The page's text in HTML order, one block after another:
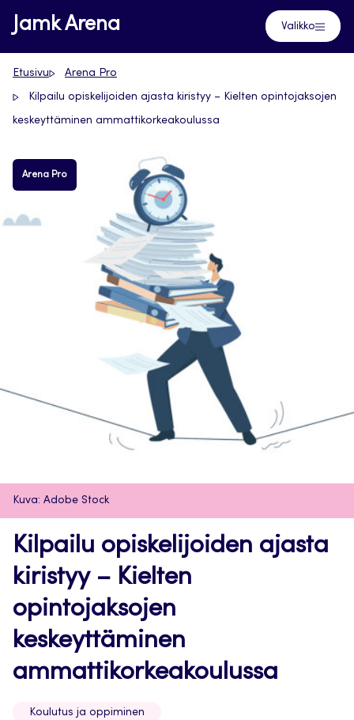
Siirry
suoraan
sisältöön
Jamk Arena Valikko
Etusivu Arena Pro
Kilpailu opiskelijoiden ajasta kiristyy – Kielten opintojaksojen
keskeyttäminen ammattikorkeakoulussa
Arena Pro
Kuva: Adobe Stock
Kilpailu opiskelijoiden ajasta
kiristyy – Kielten
opintojaksojen
keskeyttäminen
ammattikorkeakoulussa
Koulutus ja oppiminen